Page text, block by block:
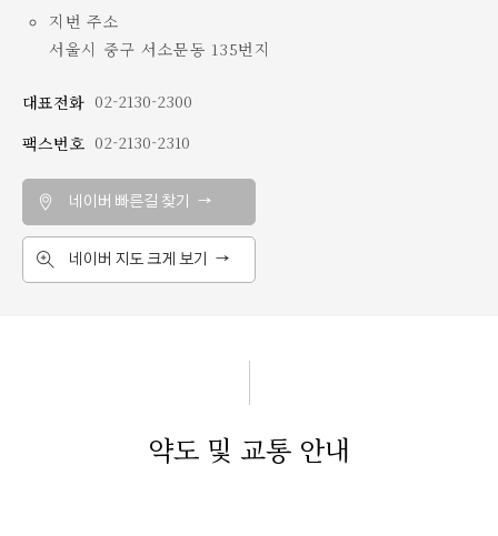
지번 주소
서울시 중구 서소문동 135번지
대표전화 02-2130-2300
팩스번호 02-2130-2310
네이버 빠른길 찾기 →
네이버 지도 크게 보기 →
약도 및 교통 안내